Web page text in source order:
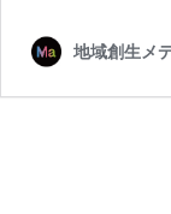
地域創生メ